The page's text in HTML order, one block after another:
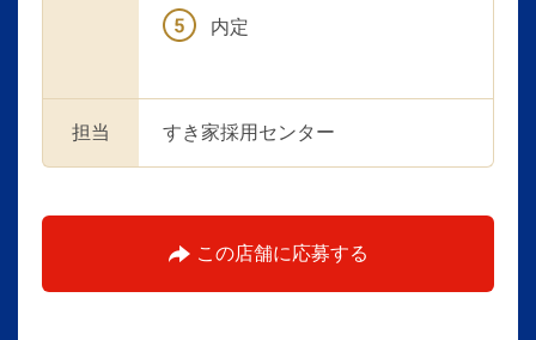
内定
担当 すき家採用センター
この店舗に応募する